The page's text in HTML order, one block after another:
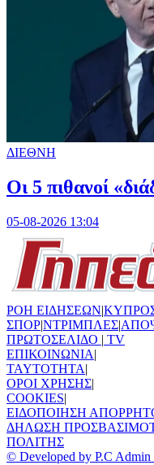
ΔΙΕΘΝΗ
Οι 5 πιθανοί
05-08-2026 13:04
ΡΟΗ ΕΙΔΗΣΕΩΝ|
ΣΠΟΡ|ΝΤΡΙΜΠΛΕΣ|
ΠΡΩΤΟΣΕΛΙΔΟ | TV
ΕΠΙΚΟΙΝΩΝΙΑ|
TAYTOTHTA|
ΟΡΟΙ ΧΡΗΣΗΣ|
COOKIES|
ΕΙΔΟΠΟΙΗΣΗ
ΔΗΛΩΣΗ
ΠΟΛΙΤΗΣ
© Developed by P.C